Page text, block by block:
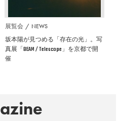
展覧会 NEWS
坂本陽が見つめる「存在の光」。写
真展「BEAM / Telescope」を京都で開
催